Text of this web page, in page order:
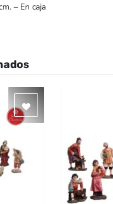
– En caja